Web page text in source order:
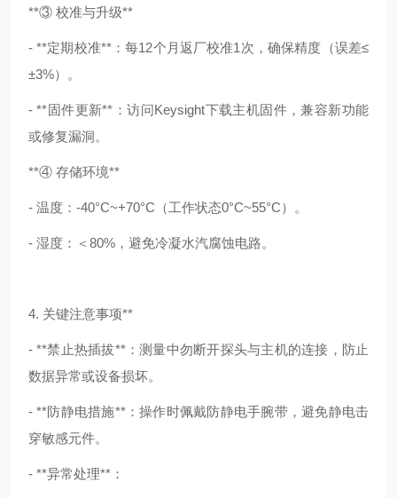
**③ 校准与升级**
- **定期校准**：每12个月返厂校准1次，确保精度（误差≤
±3%）。
- **固件更新**：访问Keysight下载主机固件，兼容新功能
或修复漏洞。
**④ 存储环境**
- 温度：-40°C~+70°C（工作状态0°C~55°C）。
- 湿度：＜80%，避免冷凝水汽腐蚀电路。
4. 关键注意事项**
- **禁止热插拔**：测量中勿断开探头与主机的连接，防止
数据异常或设备损坏。
- **防静电措施**：操作时佩戴防静电手腕带，避免静电击
穿敏感元件。
- **异常处理**：